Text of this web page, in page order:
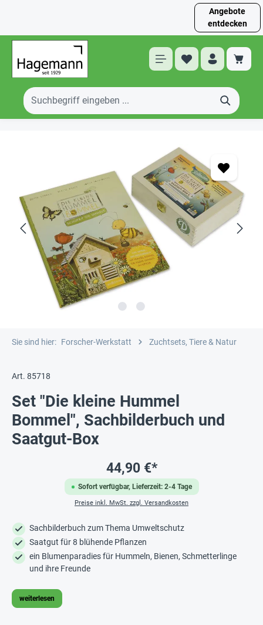
Angebote
entdecken
Sie sind hier: Forscher-Werkstatt Zuchtsets, Tiere & Natur
Art. 85718
Set "Die kleine Hummel
Bommel", Sachbilderbuch und
Saatgut-Box
Sofort verfügbar, Lieferzeit: 2-4 Tage
44,90 €*
Preise inkl. MwSt. zzgl. Versandkosten
Sachbilderbuch zum Thema Umweltschutz
Saatgut für 8 blühende Pflanzen
ein Blumenparadies für Hummeln, Bienen, Schmetterlinge
und ihre Freunde
weiterlesen